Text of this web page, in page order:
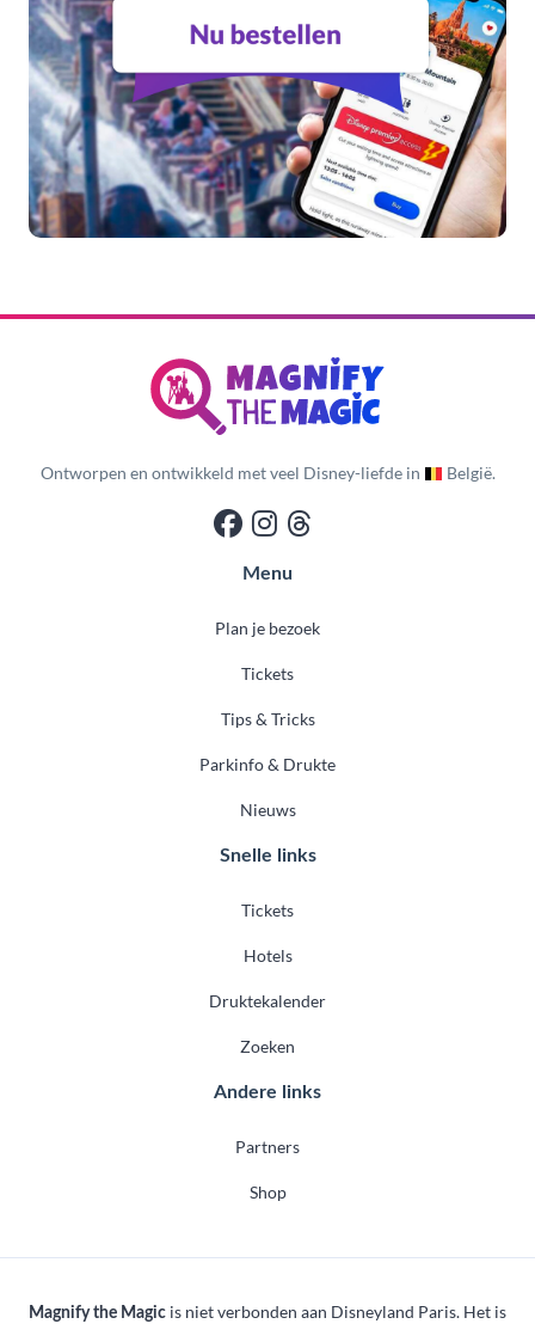
Ontworpen en ontwikkeld met veel Disney-liefde in België.
Menu
Plan je bezoek
Tickets
Tips & Tricks
Parkinfo & Drukte
Nieuws
Snelle links
Tickets
Hotels
Druktekalender
Zoeken
Andere links
Partners
Shop
Magnify the Magic is niet verbonden aan Disneyland Paris. Het is